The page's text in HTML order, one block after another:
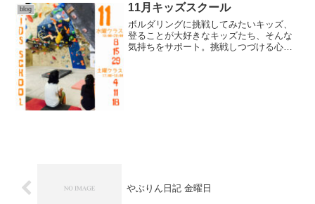
blog 11月キッズスクール
ボルダリングに挑戦してみたいキッズ、
登ることが大好きなキッズたち、そんな
気持ちをサポート。挑戦しつづける心
やぶりん日記 金曜日